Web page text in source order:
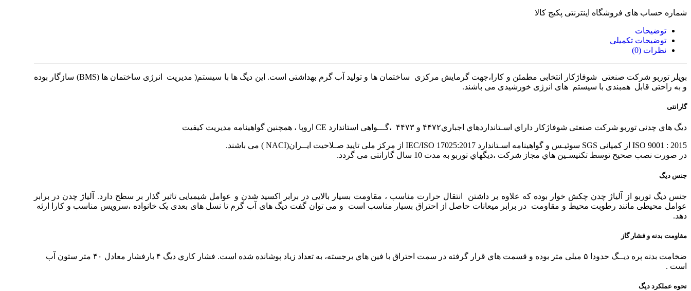
شماره حساب های فروشگاه اینترنتی پکیج کالا
توضیحات
توضیحات تکمیلی
نظرات (0)
بویلر توربو شرکت صنعتی شوفاژکار انتخابی مطمئن و کارا،جهت گرمایش مرکزی ساختمان ها و تولید آب گرم بهداشتی است. این دیگ ها با سیستم( مدیریت انرژی ساختمان ها (BMS) سازگار بوده
و به راحتی قابل همبندی با سیستم های انرژی خورشیدی می باشند.
گارانتی
دیگ هاي چدنی توربو شرکت صنعتی شوفاژکار داراي اسـتانداردهاي اجباري۴۴۷۲ و ۴۴۷۳ ،گـــواهی استاندارد CE اروپا ، همچنین گواهینامه مدیریت کیفیت
2015 : 9001 ISO از کمپانی SGS سوئیـس و گواهینامه اسـتاندارد 17025:2017 IEC/ISO از مرکز ملی تایید صـلاحیت ایــران(NACI ) می باشند.
در صورت نصب صحیح توسط تکنیسـین هاي مجاز شرکت ،دیگهاي توربو به مدت 10 سال گارانتی می گردد.
جنس دیگ
جنس دیگ توربو از آلیاژ چدن چکش خوار بوده که علاوه بر داشتن انتقال حرارت مناسب ، مقاومت بسیار بالایی در برابر اکسید شدن و عوامل شیمیایی تاثیر گذار بر سطح دارد. آلیاژ چدن در برابر
عوامل محیطی مانند رطوبت محیط و مقاومت در برابر میعانات حاصل از احتراق بسیار مناسب است و می توان گفت دیگ های آب گرم تا نسل های بعدی یک خانواده ،سرویس مناسب و کارا ارئه
دهد.
مقاومت بدنه و فشار گاز
ضخامت بدنه پره دیــگ حدودا ۵ میلی متر بوده و قسمت هاي قرار گرفته در سمت احتراق با فین هاي برجسته، به تعداد زیاد پوشانده شده است. فشار کاري دیگ ۴ بارفشار معادل ۴۰ متر ستون آب
است .
نحوه عملکرد دیگ